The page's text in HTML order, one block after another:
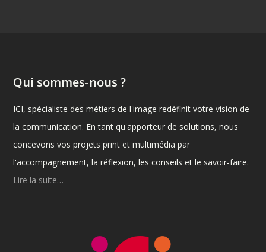
Qui sommes-nous ?
ICI, spécialiste des métiers de l'image redéfinit votre vision de
la communication. En tant qu'apporteur de solutions, nous
concevons vos projets print et multimédia par
l'accompagnement, la réflexion, les conseils et le savoir-faire.
Lire la suite…